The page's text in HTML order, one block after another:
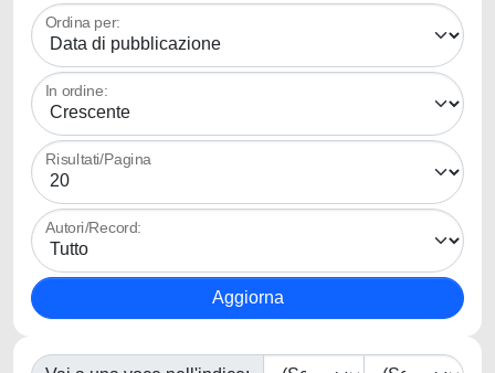
Ordina per:
In ordine:
Risultati/Pagina
Autori/Record: